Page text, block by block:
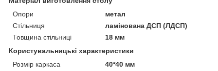
Опори
метал
Стільниця
ламінована ДСП (ЛДСП)
Товщина стільниці
18 мм
Користувальницькі характеристики
Розмір каркаса
40*40 мм